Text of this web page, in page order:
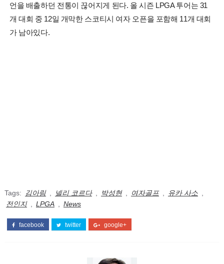
언을 배출하던 전통이 끊어지게 된다. 올 시즌 LPGA 투어는 31
개 대회 중 12일 개막한 스코티시 여자 오픈을 포함해 11개 대회
가 남아있다.
Tags: 김아림 넬리 코르다 박성현 여자골프 유카 사소
전인지
LPGA News
facebook twitter google+